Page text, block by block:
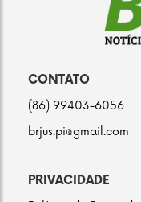
CONTATO
(86) 99403-6056
brjus.pi@gmail.com
PRIVACIDADE